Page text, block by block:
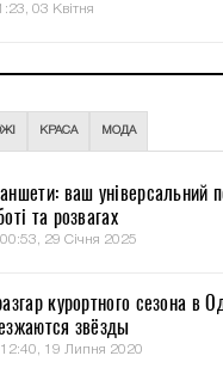
03 Квітня
КРАСА МОДА
ваш універсальний
та розвагах
00:53, 29 Січня 2025
курортного сезона в
звёзды
12:40, 19 Липня 2020